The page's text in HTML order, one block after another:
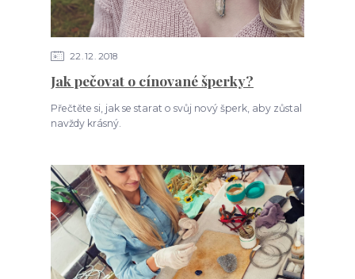
22 12 2018
Jak pečovat o cínované šperky?
Přečtěte si, jak se starat o svůj nový šperk, aby zůstal
navždy krásný.